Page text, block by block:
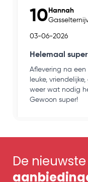
10Hannah
03-06-2026
Helemaal
Aflevering na
leuke,
weer wat nodig
Gewoon super!
De nieuwste